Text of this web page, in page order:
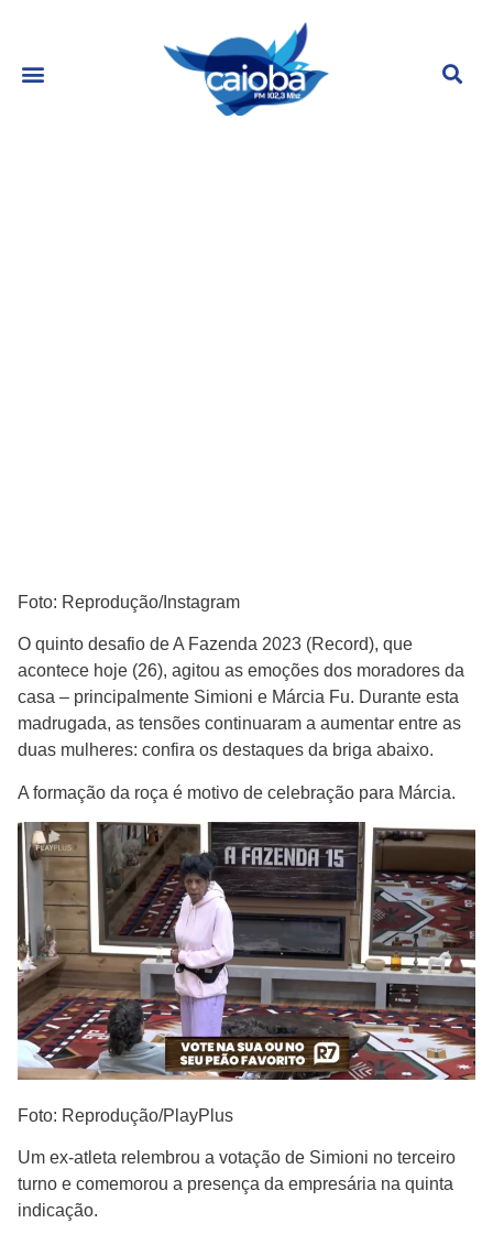
Foto: Reprodução/Instagram
O quinto desafio de A Fazenda 2023 (Record), que
acontece hoje (26), agitou as emoções dos moradores da
casa – principalmente Simioni e Márcia Fu. Durante esta
madrugada, as tensões continuaram a aumentar entre as
duas mulheres: confira os destaques da briga abaixo.
A formação da roça é motivo de celebração para Márcia.
Foto: Reprodução/PlayPlus
Um ex-atleta relembrou a votação de Simioni no terceiro
turno e comemorou a presença da empresária na quinta
indicação.